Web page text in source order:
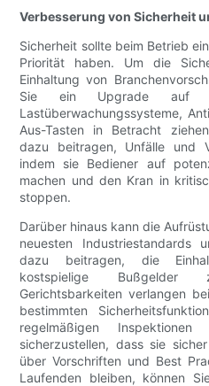
Verbesserung von Sicherheit
Sicherheit sollte beim Betrieb
Priorität haben. Um die
Einhaltung von
Sie ein Upgrade auf
Lastüberwachungssysteme,
Aus-Tasten in Betracht
dazu beitragen, Unfälle und
indem sie Bediener auf
machen und den Kran in
stoppen.
Darüber hinaus kann die
neuesten Industriestandards
dazu beitragen, die
kostspielige
Gerichtsbarkeiten verlangen
bestimmten
regelmäßigen
sicherzustellen, dass sie
über Vorschriften und Best
Laufenden bleiben, können